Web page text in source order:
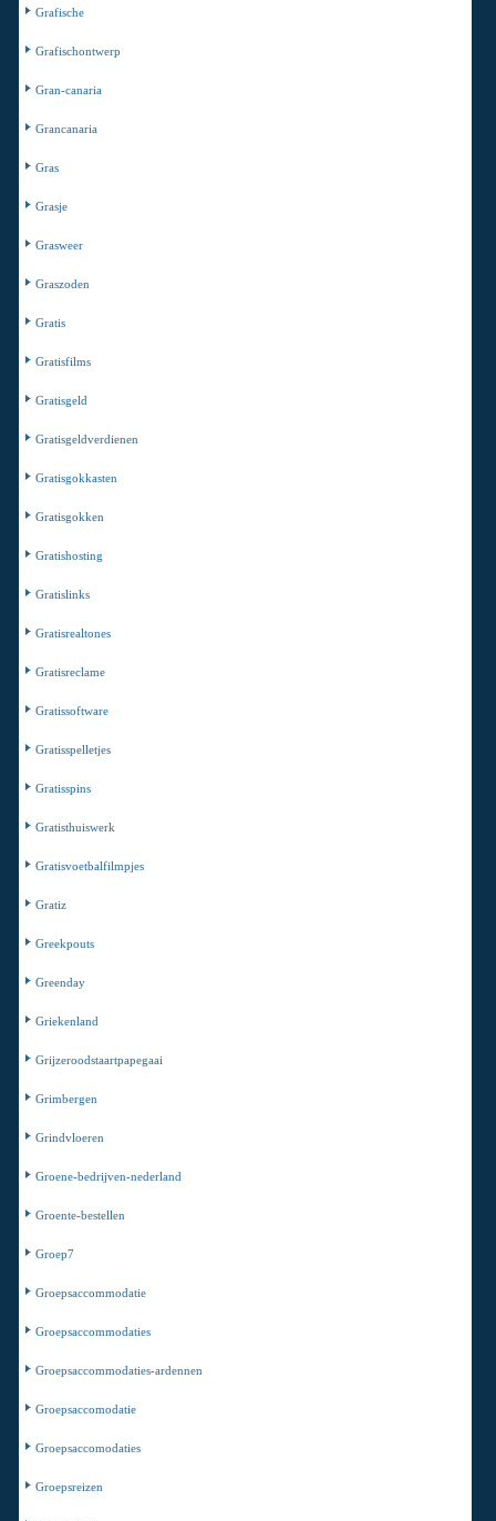
Grafische
Grafischontwerp
Gran-canaria
Grancanaria
Gras
Grasje
Grasweer
Graszoden
Gratis
Gratisfilms
Gratisgeld
Gratisgeldverdienen
Gratisgokkasten
Gratisgokken
Gratishosting
Gratislinks
Gratisrealtones
Gratisreclame
Gratissoftware
Gratisspelletjes
Gratisspins
Gratisthuiswerk
Gratisvoetbalfilmpjes
Gratiz
Greekpouts
Greenday
Griekenland
Grijzeroodstaartpapegaai
Grimbergen
Grindvloeren
Groene-bedrijven-nederland
Groente-bestellen
Groep7
Groepsaccommodatie
Groepsaccommodaties
Groepsaccommodaties-ardennen
Groepsaccomodatie
Groepsaccomodaties
Groepsreizen